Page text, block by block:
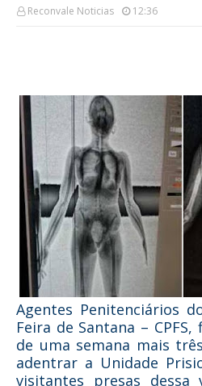
Reconvale Noticias 12:36
Agentes Penitenciários
Feira de Santana –
de uma semana mais
adentrar a Unidade
visitantes presas dessa